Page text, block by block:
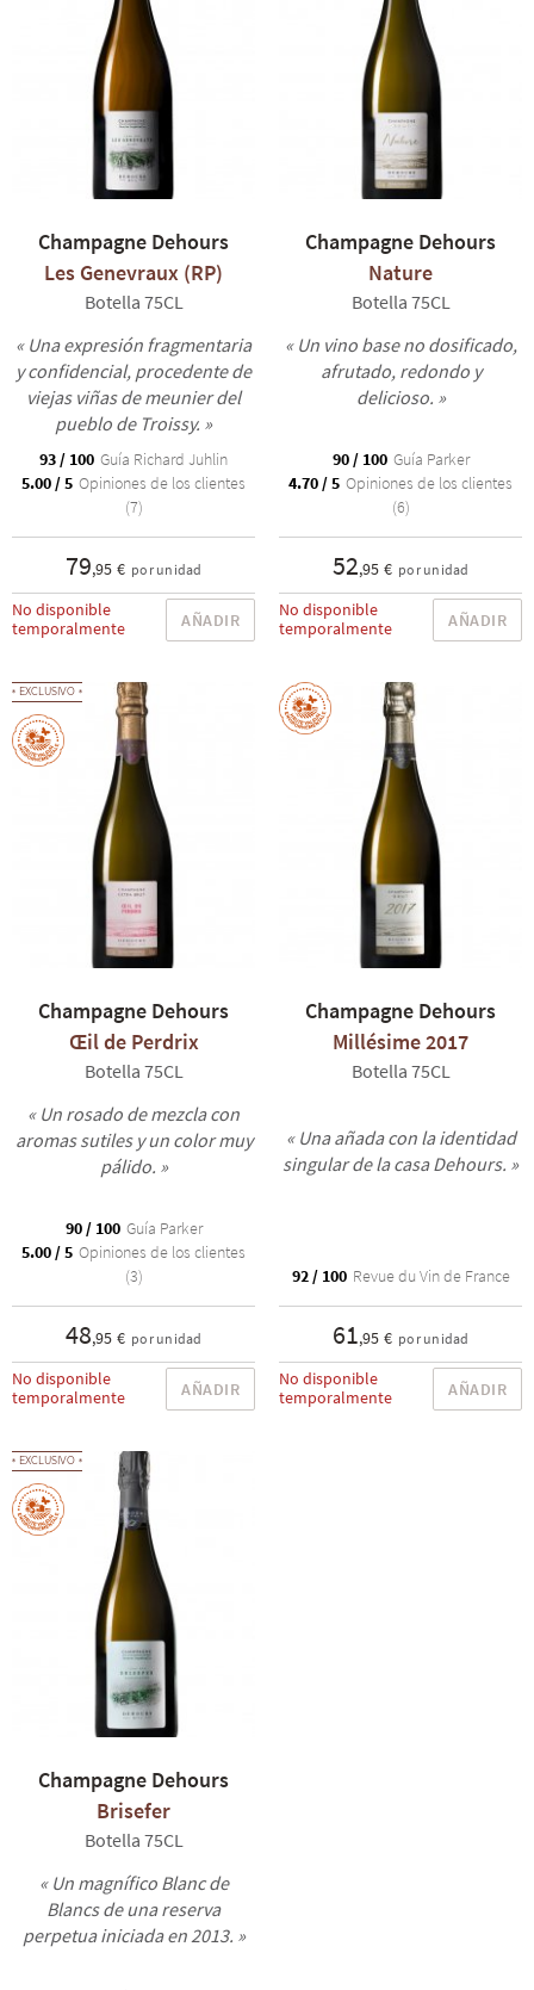
Champagne Dehours
Les Genevraux (RP)
Botella 75CL
« Una expresión fragmentaria
y confidencial, procedente de
viejas viñas de meunier del
pueblo de Troissy. »
93 / 100 Guía Richard Juhlin
5.00 / 5 Opiniones de los clientes
(7)
79,95 € por unidad
No disponible
temporalmente
AÑADIR
Champagne Dehours
Nature
Botella 75CL
« Un vino base no dosificado,
afrutado, redondo y
delicioso. »
90 / 100 Guía Parker
4.70 / 5 Opiniones de los clientes
(6)
52,95 € por unidad
No disponible
temporalmente
AÑADIR
EXCLUSIVO
Champagne Dehours
Œil de Perdrix
Botella 75CL
« Un rosado de mezcla con
aromas sutiles y un color muy
pálido. »
90 / 100 Guía Parker
5.00 / 5 Opiniones de los clientes
(3)
48,95 € por unidad
No disponible
temporalmente
AÑADIR
Champagne Dehours
Millésime 2017
Botella 75CL
« Una añada con la identidad
singular de la casa Dehours. »
92 / 100 Revue du Vin de France
61,95 € por unidad
No disponible
temporalmente
AÑADIR
EXCLUSIVO
Champagne Dehours
Brisefer
Botella 75CL
« Un magnífico Blanc de
Blancs de una reserva
perpetua iniciada en 2013. »